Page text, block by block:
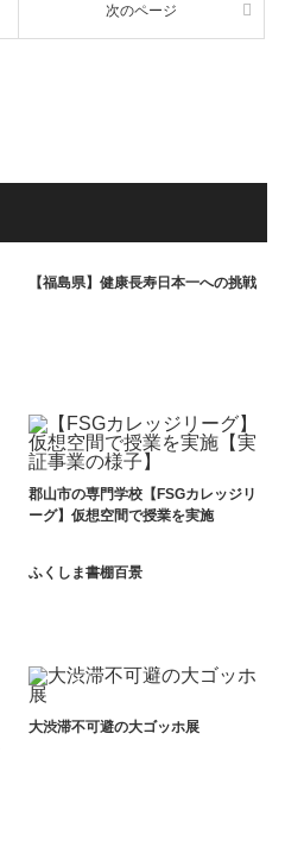
次のページ
【福島県】健康長寿日本一への挑戦
郡山市の専門学校【FSGカレッジリ
ーグ】仮想空間で授業を実施
ふくしま書棚百景
大渋滞不可避の大ゴッホ展